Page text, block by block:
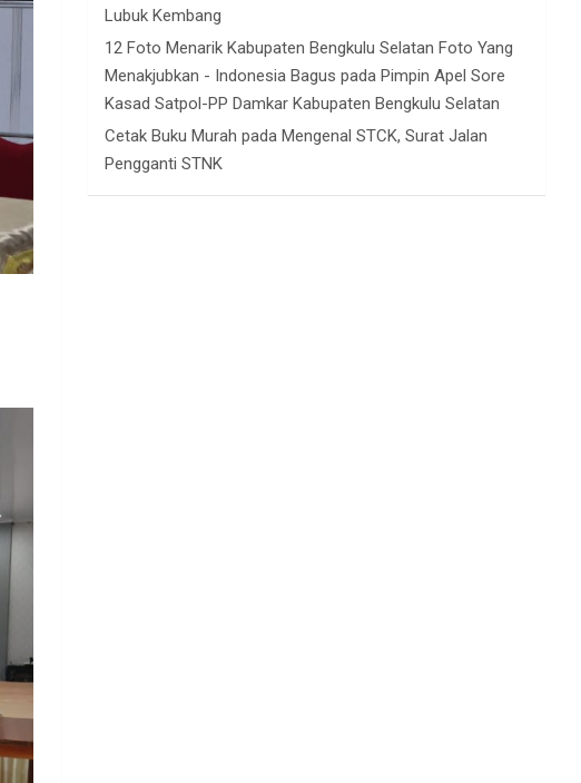
Lubuk Kembang
12 Foto Menarik Kabupaten Bengkulu Selatan Foto Yang
Menakjubkan - Indonesia Bagus pada Pimpin Apel Sore
Kasad Satpol-PP Damkar Kabupaten Bengkulu Selatan
Cetak Buku Murah pada Mengenal STCK, Surat Jalan
Pengganti STNK